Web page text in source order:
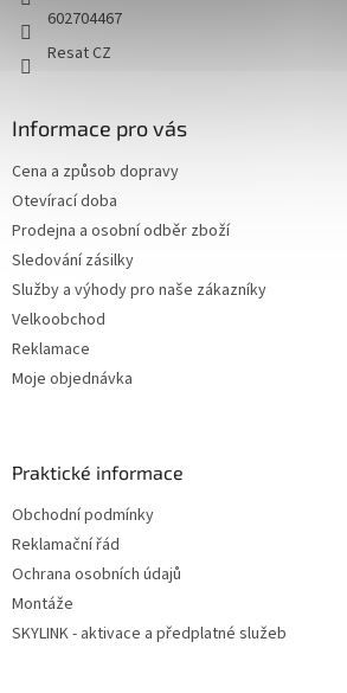
602704467
Resat CZ
Informace pro vás
Cena a způsob dopravy
Otevírací doba
Prodejna a osobní odběr zboží
Sledování zásilky
Služby a výhody pro naše zákazníky
Velkoobchod
Reklamace
Moje objednávka
Praktické informace
Obchodní podmínky
Reklamační řád
Ochrana osobních údajů
Montáže
SKYLINK - aktivace a předplatné služeb